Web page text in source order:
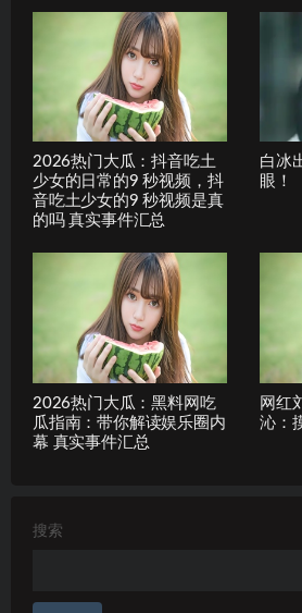
2026热门大瓜：抖音吃土
少女的日常的9 秒视频，抖
音吃土少女的9 秒视频是真
的吗 真实事件汇总
白冰
眼！
2026热门大瓜：黑料网吃
瓜指南：带你解读娱乐圈内
幕 真实事件汇总
网红
沁：
搜索